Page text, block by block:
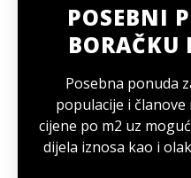
POSEBNI
BORAČKU
Posebna ponuda
populacije i
cijene po m2 uz
dijela iznosa kao i